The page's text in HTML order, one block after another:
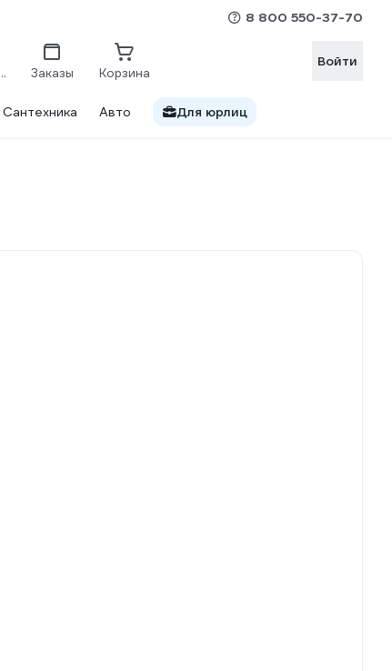
8 800 550-37-70
Сравнение Заказы Корзина
Войти
Сантехника Авто Для юрлиц